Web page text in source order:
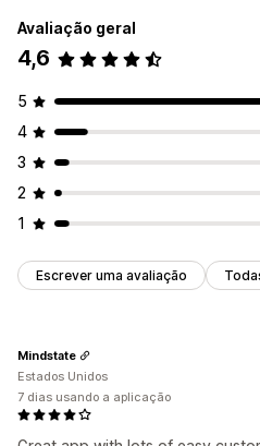
Avaliação geral
4,6
5
4
3
2
1
Escrever uma avaliação
Mindstate
Estados Unidos
7 dias usando a aplicação